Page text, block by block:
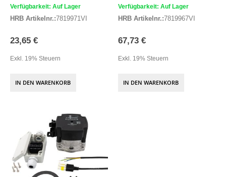
Verfügbarkeit: Auf Lager
HRB Artikelnr.:7819971VI
23,65 €
Exkl. 19% Steuern
IN DEN WARENKORB
Verfügbarkeit: Auf Lager
HRB Artikelnr.:7819967VI
67,73 €
Exkl. 19% Steuern
IN DEN WARENKORB